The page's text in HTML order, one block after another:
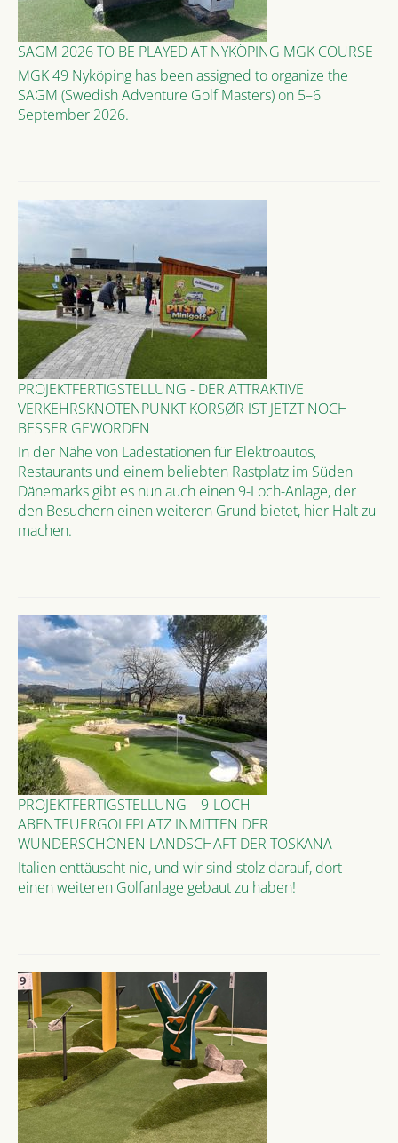
SAGM 2026 TO BE PLAYED AT NYKÖPING MGK COURSE
MGK 49 Nyköping has been assigned to organize the
SAGM (Swedish Adventure Golf Masters) on 5–6
September 2026.
PROJEKTFERTIGSTELLUNG - DER ATTRAKTIVE
VERKEHRSKNOTENPUNKT KORSØR IST JETZT NOCH
BESSER GEWORDEN
In der Nähe von Ladestationen für Elektroautos,
Restaurants und einem beliebten Rastplatz im Süden
Dänemarks gibt es nun auch einen 9-Loch-Anlage, der
den Besuchern einen weiteren Grund bietet, hier Halt zu
machen.
PROJEKTFERTIGSTELLUNG – 9-LOCH-
ABENTEUERGOLFPLATZ INMITTEN DER
WUNDERSCHÖNEN LANDSCHAFT DER TOSKANA
Italien enttäuscht nie, und wir sind stolz darauf, dort
einen weiteren Golfanlage gebaut zu haben!